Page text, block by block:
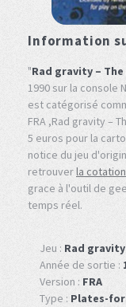
Information
"Rad gravity –
1990 sur la console
est catégorisé
FRA ,Rad gravity –
5 euros pour la
notice du jeu
retrouverla
grace à l'outil de
temps réel.
Jeu : Rad
Année de sortie :
Version : FRA
Type : Plates-